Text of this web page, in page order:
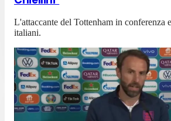
L'attaccante del Tottenham in conferenza
italiani.